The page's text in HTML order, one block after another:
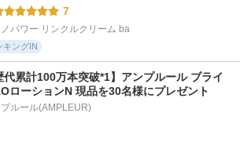
7
ノパワー リンクルクリーム ba
キングIN
代累計100万本突破*1】アンプルール ブライ
ローションN 現品を30名様にプレゼント
ルール(AMPLEUR)